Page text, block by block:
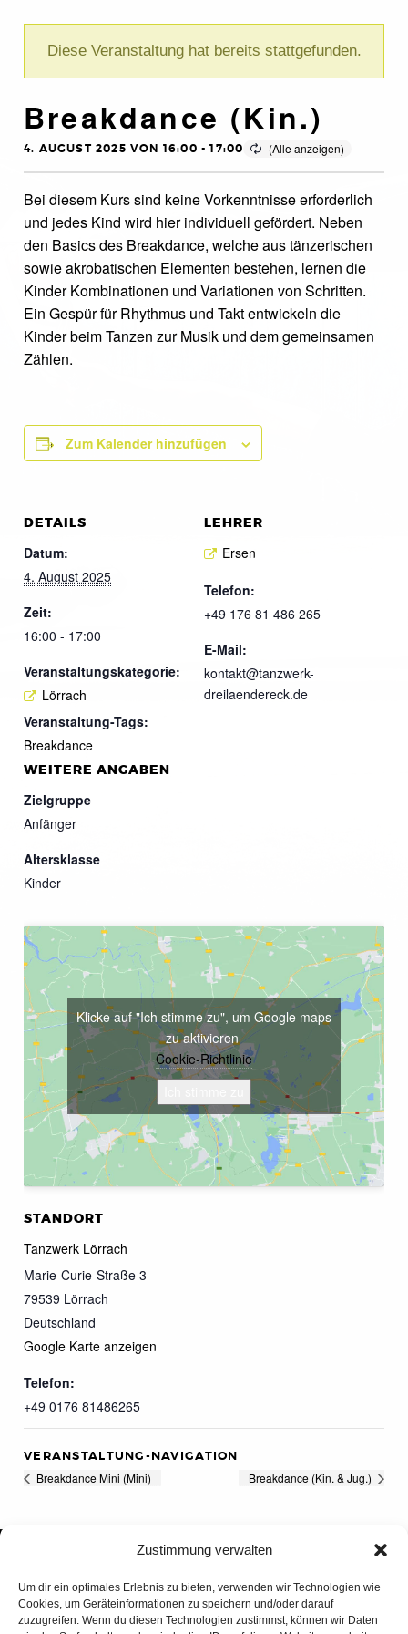
Zustimmung verwalten
Um dir ein optimales Erlebnis zu bieten, verwenden wir Technologien wie
Cookies, um Geräteinformationen zu speichern und/oder darauf
zuzugreifen. Wenn du diesen Technologien zustimmst, können wir Daten
Diese Veranstaltung hat bereits stattgefunden.
Breakdance (Kin.)
4. AUGUST 2025 VON 16:00 -17:00
Bei diesem Kurs sind keine Vorkenntnisse erforderlich
und jedes Kind wird hier individuell gefördert. Neben
den Basics des Breakdance, welche aus tänzerischen
sowie akrobatischen Elementen bestehen, lernen die
Kinder Kombinationen und Variationen von Schritten.
Ein Gespür für Rhythmus und Takt entwickeln die
Kinder beim Tanzen zur Musik und dem gemeinsamen
Zählen.
Zum Kalender hinzufügen
DETAILS
Datum:
4. August 2025
Zeit:
16:00 - 17:00
Veranstaltungskategorie:
Lörrach
Veranstaltung-Tags:
Breakdance
LEHRER
Ersen
Telefon:
+49 176 81 486 265
E-Mail:
kontakt@tanzwerk-
dreilaendereck.de
WEITERE ANGABEN
Zielgruppe
Anfänger
Altersklasse
Kinder
STANDORT
Tanzwerk Lörrach
Marie-Curie-Straße 3
79539 Lörrach
Deutschland
Google Karte anzeigen
Telefon:
+49 0176 81486265
Klicke auf "Ich stimme zu", um Google maps
zu aktivieren
Cookie-Richtlinie
VERANSTALTUNG-NAVIGATION
Breakdance Mini (Mini) Breakdance (Kin. & Jug.)